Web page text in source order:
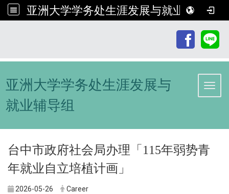
亚洲大学学务处生涯发展与就业辅导组
亚洲大学学务处生涯发展与
就业辅导组
台中市政府社会局办理「115年弱势青
年就业自立培植计画」
2026-05-26 Career